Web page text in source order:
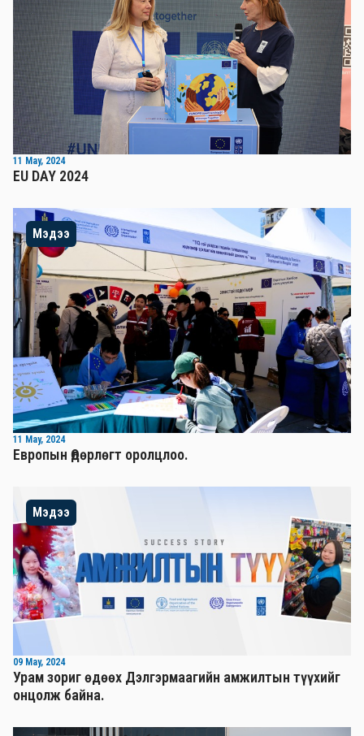
11 May, 2024
EU DAY 2024
Мэдээ
11 May, 2024
Европын Өдөрлөгт оролцлоо.
Мэдээ
09 May, 2024
Урам зориг өдөөх Дэлгэрмаагийн амжилтын түүхийг
онцолж байна.